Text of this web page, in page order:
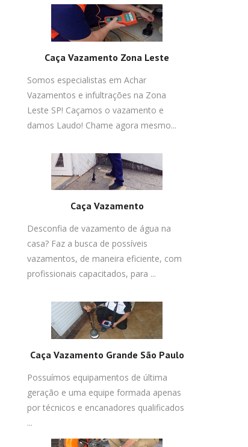
Caça Vazamento Zona Leste
Somos especialistas em Achar
Vazamentos e infultrações na Zona
Leste SP! Caçamos o vazamento e
damos Laudo! Chame agora mesmo...
Caça Vazamento
Desconfia de vazamento de água na
casa? Faz a busca de possíveis
vazamentos, de maneira eficiente, com
profissionais capacitados, para ...
Caça Vazamento Grande São Paulo
Possuímos equipamentos de última
geração e uma equipe formada apenas
por técnicos e encanadores qualificados
...